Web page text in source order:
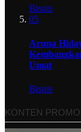
Bisnis
05
Aruna
Umat
Bisnis